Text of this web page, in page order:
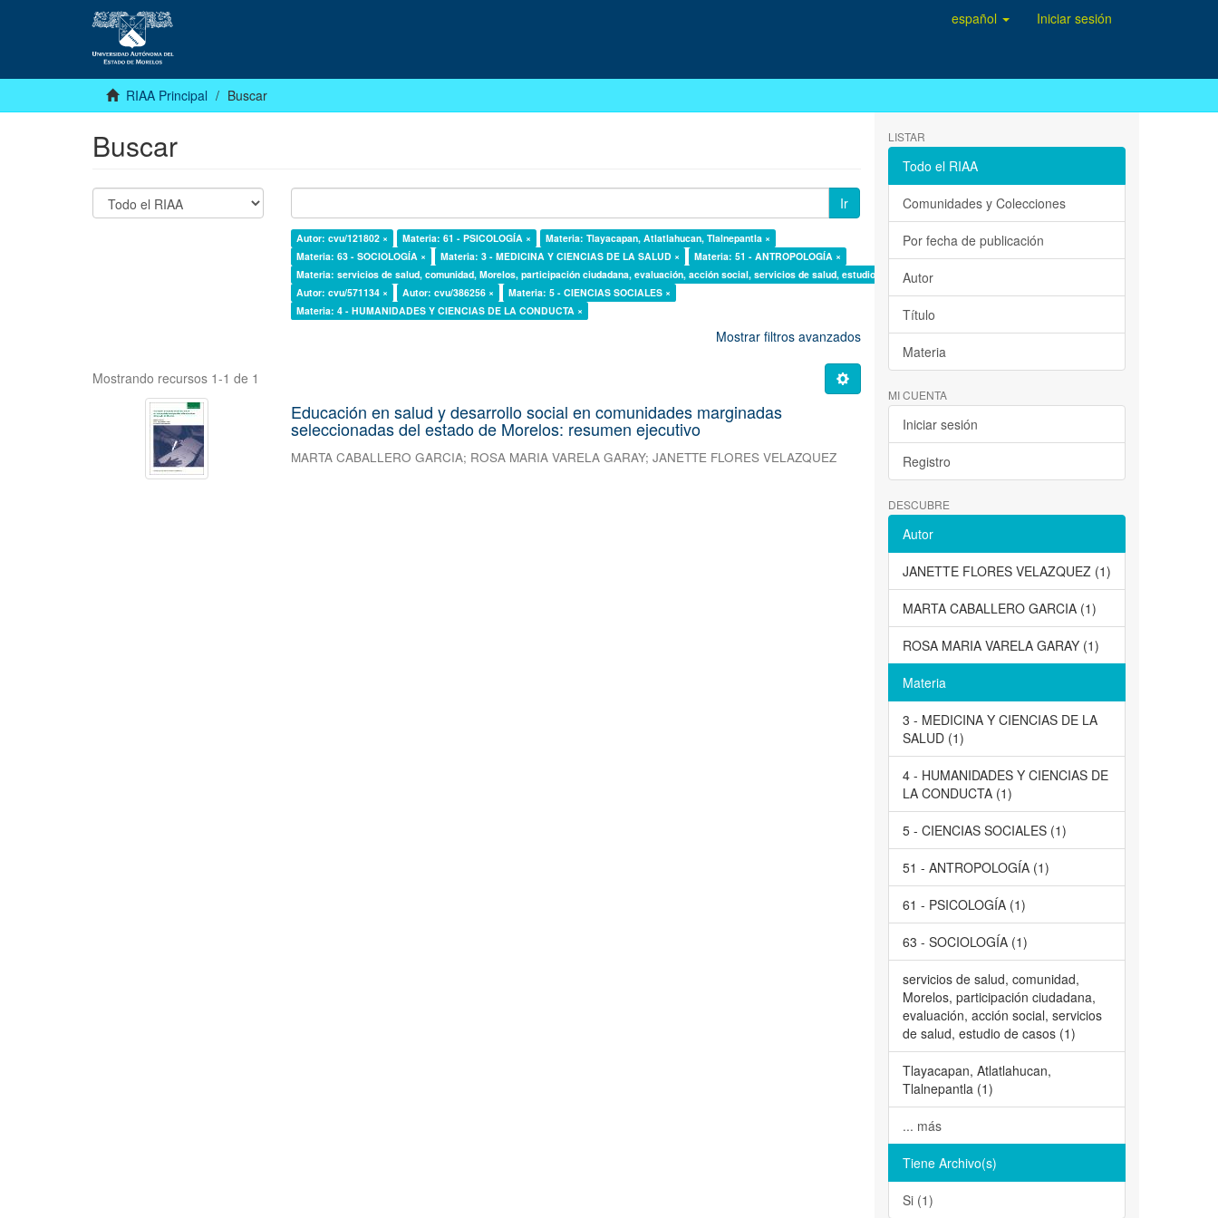
español Iniciar sesión
RIAA Principal Buscar
Buscar
Ir
Autor: cvu/121802 × Materia: 61 - PSICOLOGÍA ×
Materia: Tlayacapan, Atlatlahucan, Tlalnepantla ×
Materia: 63 - SOCIOLOGÍA ×
Materia: 3 - MEDICINA Y CIENCIAS DE LA SALUD ×
Materia: 51 - ANTROPOLOGÍA ×
Materia: servicios de salud, comunidad, Morelos, participación ciudadana, evaluación, acción social, servicios de salud, estudio de casos ×
Autor: cvu/571134 ×
Autor: cvu/386256 ×
Materia: 5 - CIENCIAS SOCIALES ×
Materia: 4 - HUMANIDADES Y CIENCIAS DE LA CONDUCTA ×
Mostrar filtros avanzados
Mostrando recursos 1-1 de 1
Educación en salud y desarrollo social en comunidades marginadas
seleccionadas del estado de Morelos: resumen ejecutivo
MARTA CABALLERO GARCIA; ROSA MARIA VARELA GARAY;JANETTE FLORES VELAZQUEZ
LISTAR
Todo el RIAA
Comunidades y Colecciones
Por fecha de publicación
Autor
Título
Materia
MI CUENTA
Iniciar sesión
Registro
DESCUBRE
Autor
JANETTE FLORES VELAZQUEZ (1)
MARTA CABALLERO GARCIA (1)
ROSA MARIA VARELA GARAY (1)
Materia
3 - MEDICINA Y CIENCIAS DE LA
SALUD (1)
4 - HUMANIDADES Y CIENCIAS DE
LA CONDUCTA (1)
5 - CIENCIAS SOCIALES (1)
51 - ANTROPOLOGÍA (1)
61 - PSICOLOGÍA (1)
63 - SOCIOLOGÍA (1)
servicios de salud, comunidad,
Morelos, participación ciudadana,
evaluación, acción social, servicios
de salud, estudio de casos (1)
Tlayacapan, Atlatlahucan,
Tlalnepantla (1)
... más
Tiene Archivo(s)
Si (1)